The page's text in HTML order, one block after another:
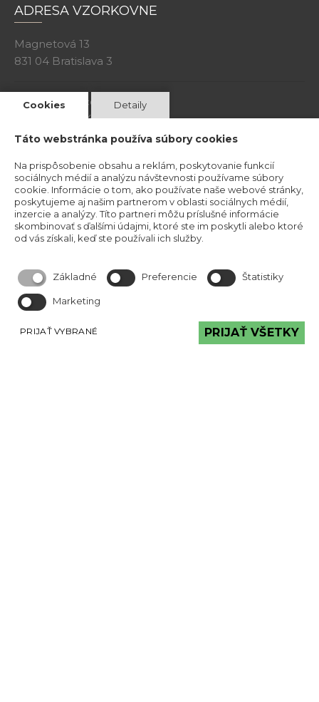
ADRESA VZORKOVNE
Magnetová 13
831 04 Bratislava 3
Kristína Mravcová- KriMRock
Podvysoká 174
023 57 Podvysoká
Okresný úrad Čadca
Číslo živnostenského registra: 520-32177
Obchodné podmineky
Cookies Detaily
Táto webstránka používa súbory cookies
Na prispôsobenie obsahu a reklám, poskytovanie funkcií
sociálnych médií a analýzu návštevnosti používame súbory
cookie. Informácie o tom, ako používate naše webové stránky,
poskytujeme aj našim partnerom v oblasti sociálnych médií,
inzercie a analýzy. Títo partneri môžu príslušné informácie
skombinovať s ďalšími údajmi, ktoré ste im poskytli alebo ktoré
od vás získali, keď ste používali ich služby.
Základné Preferencie Štatistiky
Marketing
PRIJAŤ VYBRANÉ PRIJAŤ VŠETKY